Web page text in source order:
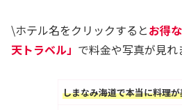
\ホテル名をクリックするとお得
天トラベル」 で料金や写真が見
しまなみ海道で本当に料理